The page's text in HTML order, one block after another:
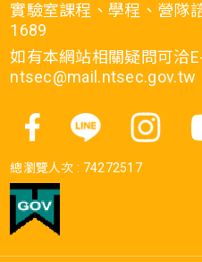
實驗室課程、學程、營隊
1689
如有本網站相關疑問可洽
ntsec@mail.ntsec.gov.tw
總瀏覽人次 : 74272517